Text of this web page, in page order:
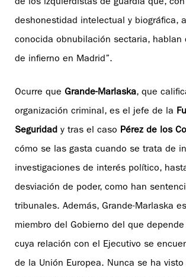
de los izquierdistas de guardia que,
deshonestidad intelectual y biográfica,
conocida obnubilación sectaria, hablan
de infierno en Madrid”.
Ocurre que Grande-Marlaska, que
organización criminal, es el jefe de la
Seguridad y tras el caso Pérez de los
cómo se las gasta cuando se trata de
investigaciones de interés político,
desviación de poder, como han
tribunales. Además, Grande-Marlaska
miembro del Gobierno del que
cuya relación con el Ejecutivo se
de la Unión Europea. Nunca se ha visto